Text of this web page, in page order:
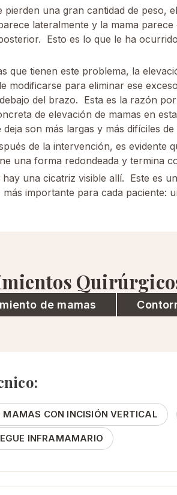
pierden una gran cantidad de peso,
lateralmente y la mama
Esto es lo que le ha
que tienen este problema, la
modificarse para eliminar ese
del brazo. Esta es la razón
de elevación de mamas en
son más largas y más difíciles
de la intervención, es evidente
una forma redondeada y termina
hay una cicatriz visible allí. Este es
más importante para cada
de mamas
CON INCISIÓN VERTICAL
INFRAMAMARIO